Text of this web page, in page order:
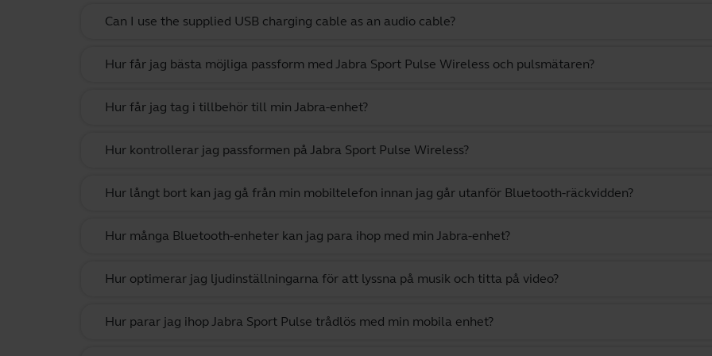
Can I use the supplied USB charging cable as an audio cable?
Hur får jag bästa möjliga passform med Jabra Sport Pulse Wireless och pulsmätaren?
Hur får jag tag i tillbehör till min Jabra-enhet?
Hur kontrollerar jag passformen på Jabra Sport Pulse Wireless?
Hur långt bort kan jag gå från min mobiltelefon innan jag går utanför Bluetooth-räckvidden?
Hur många Bluetooth-enheter kan jag para ihop med min Jabra-enhet?
Hur optimerar jag ljudinställningarna för att lyssna på musik och titta på video?
Hur parar jag ihop Jabra Sport Pulse trådlös med min mobila enhet?